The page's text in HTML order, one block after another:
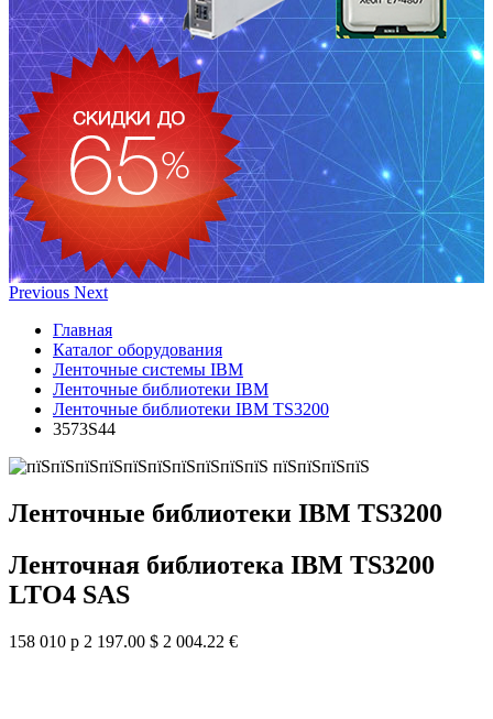
Previous Next
Главная
Каталог оборудования
Ленточные системы IBM
Ленточные библиотеки IBM
Ленточные библиотеки IBM TS3200
3573S44
Ленточные библиотеки IBM TS3200
Ленточная библиотека IBM TS3200
LTO4 SAS
158 010 р 2 197.00 $ 2 004.22 €